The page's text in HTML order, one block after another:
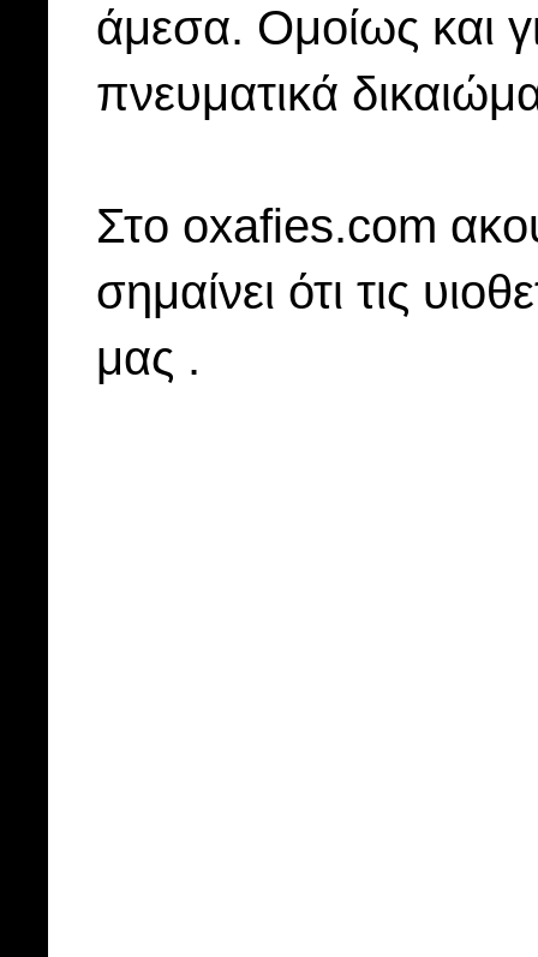
άμεσα. Ομοίως και
πνευματικά
Στo oxafies.com
σημαίνει ότι τις
μας .